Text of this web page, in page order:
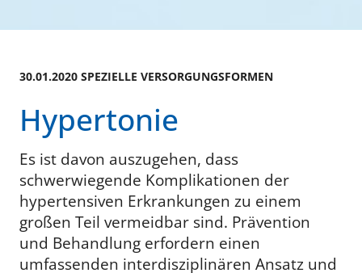
30.01.2020 SPEZIELLE VERSORGUNGSFORMEN
Hypertonie
Es ist davon auszugehen, dass
schwerwiegende Komplikationen der
hypertensiven Erkrankungen zu einem
großen Teil vermeidbar sind. Prävention
und Behandlung erfordern einen
umfassenden interdisziplinären Ansatz und